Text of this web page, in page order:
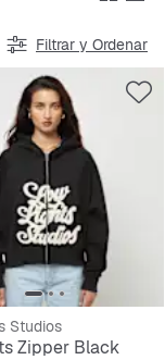
Filtrar y Ordenar
Studios
Zipper Black